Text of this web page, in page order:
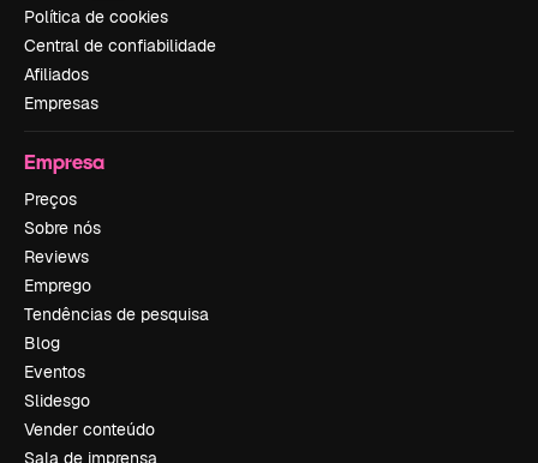
Política de cookies
Central de confiabilidade
Afiliados
Empresas
Empresa
Preços
Sobre nós
Reviews
Emprego
Tendências de pesquisa
Blog
Eventos
Slidesgo
Vender conteúdo
Sala de imprensa